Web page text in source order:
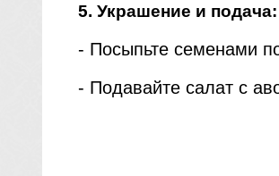
5. Украшение и подача:
- Посыпьте семенами
- Подавайте салат с